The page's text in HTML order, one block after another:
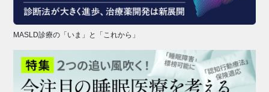
MASLD診療の「いま」と「これから」